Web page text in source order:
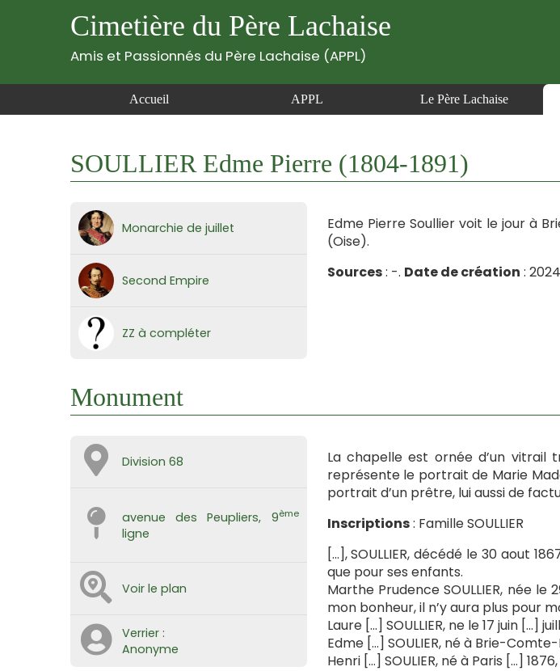
Cimetière du Père Lachaise
Amis et Passionnés du Père Lachaise (APPL)
Accueil APPL Le Père Lachaise
SOULLIER Edme Pierre (1804-1891)
Monarchie de juillet
Second Empire
ZZ à compléter
Edme Pierre Soullier voit le jour à
(Oise).
Sources: -. Date de création :
Monument
Division 68
avenue des Peupliers, 9ème
ligne
Voir le plan
Verrier :
Anonyme
La chapelle est ornée d’un
représente le portrait de Marie
portrait d’un prêtre, lui aussi de
Inscriptions: Famille SOULLIER
[…], SOULLIER, décédé le 30 aout
que pour ses enfants.
Marthe Prudence SOULLIER, née
mon bonheur, il n’y aura plus pour
Laure […] SOULLIER, ne le 17 juin […]
Edme […] SOULIER, né à Brie-
Henri […] SOULIER, né à Paris […]